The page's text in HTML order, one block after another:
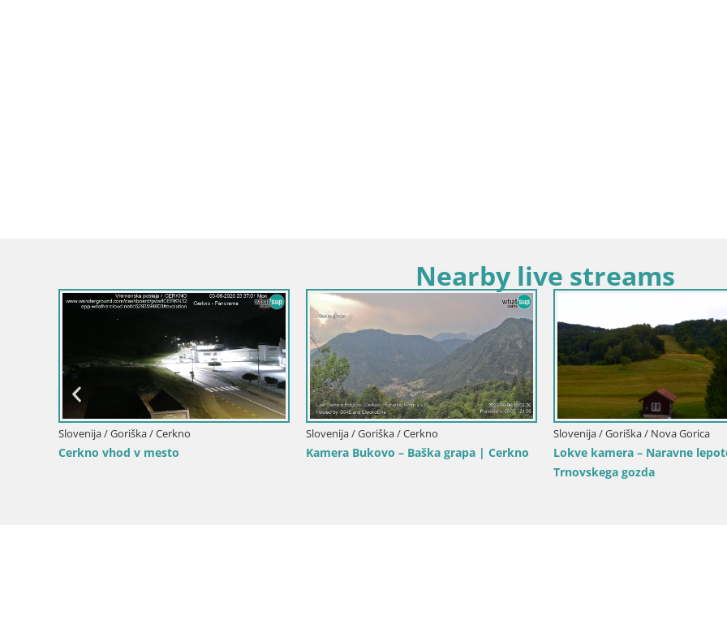
Nearby live streams
Slovenija / Goriška / Šempeter pri Gorici
Čudovit panoramski pogled na Šempeter
Slovenija / Goriška / Nova Gorica
Grad Kromberk – Nova Gorica Slovenija / Goriška / Nova Gorica
Trg Evrope Nova Gorica /
Gorica | Gorizia